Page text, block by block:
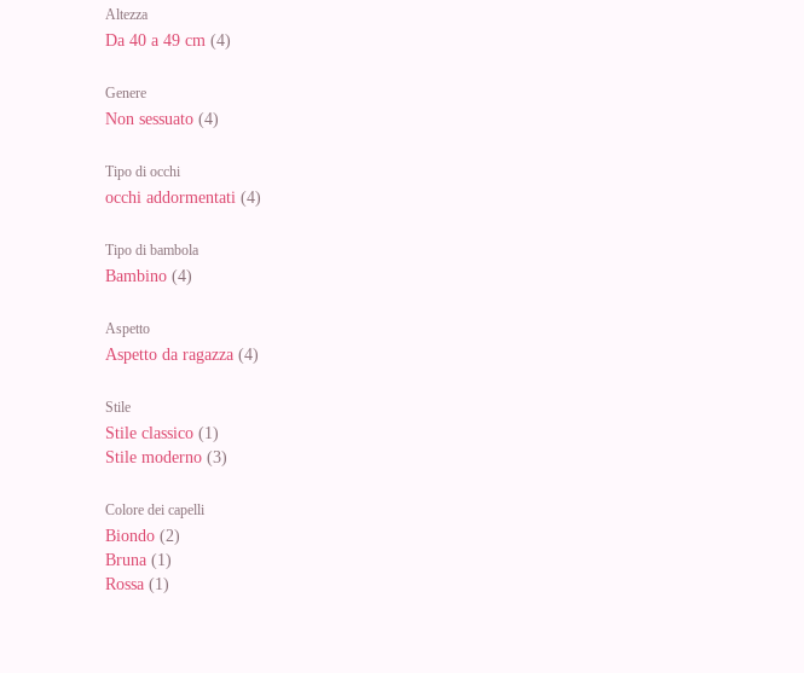
Altezza
Da 40 a 49 cm (4)
Genere
Non sessuato (4)
Tipo di occhi
occhi addormentati (4)
Tipo di bambola
Bambino (4)
Aspetto
Aspetto da ragazza (4)
Stile
Stile classico (1)
Stile moderno (3)
Colore dei capelli
Biondo (2)
Bruna (1)
Rossa (1)